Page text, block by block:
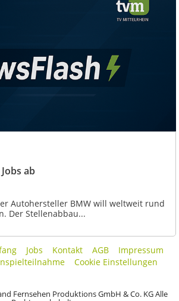
ab
Autohersteller BMW will weltweit rund
Der Stellenabbau...
Jobs Kontakt AGB
Impressum
Cookie Einstellungen
Fernsehen Produktions GmbH & Co. KG Alle